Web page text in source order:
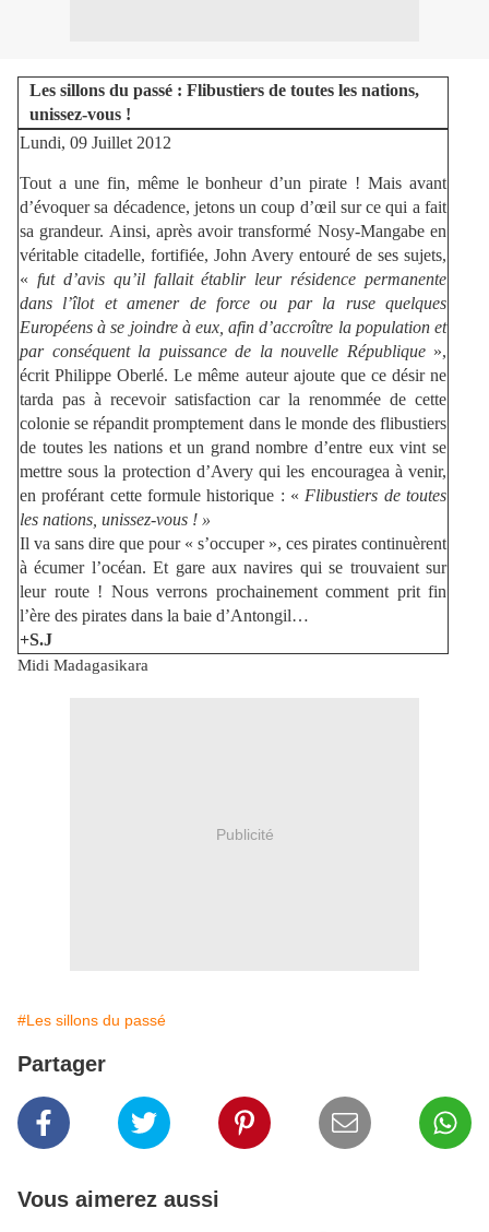
Les sillons du passé : Flibustiers de toutes les nations,
unissez-vous !
Lundi, 09 Juillet 2012
Tout a une fin, même le bonheur d’un pirate ! Mais avant
d’évoquer sa décadence, jetons un coup d’œil sur ce qui a fait
sa grandeur. Ainsi, après avoir transformé Nosy-Mangabe en
véritable citadelle, fortifiée, John Avery entouré de ses sujets,
« fut d’avis qu’il fallait établir leur résidence permanente
dans l’îlot et amener de force ou par la ruse quelques
Européens à se joindre à eux, afin d’accroître la population et
par conséquent la puissance de la nouvelle République»,
écrit Philippe Oberlé. Le même auteur ajoute que ce désir ne
tarda pas à recevoir satisfaction car la renommée de cette
colonie se répandit promptement dans le monde des flibustiers
de toutes les nations et un grand nombre d’entre eux vint se
mettre sous la protection d’Avery qui les encouragea à venir,
en proférant cette formule historique : « Flibustiers de toutes
les nations, unissez-vous ! »
Il va sans dire que pour « s’occuper », ces pirates continuèrent
à écumer l’océan. Et gare aux navires qui se trouvaient sur
leur route ! Nous verrons prochainement comment prit fin
l’ère des pirates dans la baie d’Antongil…
+S.J
Midi Madagasikara
Publicité
#Les sillons du passé
Partager
Vous aimerez aussi